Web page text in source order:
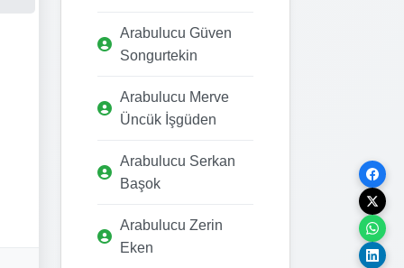
Arabulucu Güven
Songurtekin
Arabulucu Merve
Üncük İşgüden
Arabulucu Serkan
Başok
Arabulucu Zerin
Eken